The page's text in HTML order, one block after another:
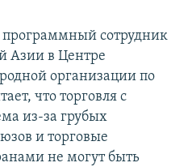
сотрудник
Азии в Центре
организации по
что торговля с
из-за грубых
и торговые
не могут быть